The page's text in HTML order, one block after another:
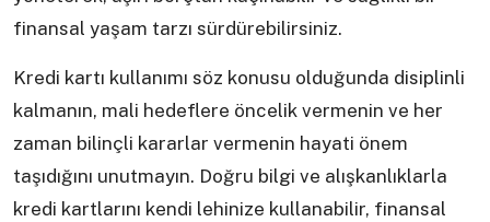
finansal yaşam tarzı sürdürebilirsiniz.
Kredi kartı kullanımı söz konusu olduğunda disiplinli
kalmanın, mali hedeflere öncelik vermenin ve her
zaman bilinçli kararlar vermenin hayati önem
taşıdığını unutmayın. Doğru bilgi ve alışkanlıklarla
kredi kartlarını kendi lehinize kullanabilir, finansal